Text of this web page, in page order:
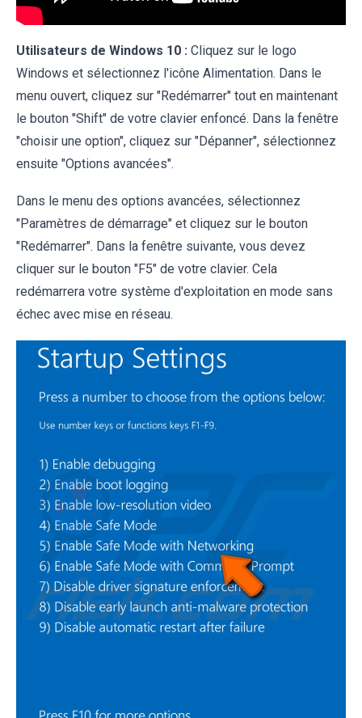
Utilisateurs de Windows 10 : Cliquez sur le logo
Windows et sélectionnez l'icône Alimentation. Dans le
menu ouvert, cliquez sur "Redémarrer" tout en maintenant
le bouton "Shift" de votre clavier enfoncé. Dans la fenêtre
"choisir une option", cliquez sur "Dépanner", sélectionnez
ensuite "Options avancées".
Dans le menu des options avancées, sélectionnez
"Paramètres de démarrage" et cliquez sur le bouton
"Redémarrer". Dans la fenêtre suivante, vous devez
cliquer sur le bouton "F5" de votre clavier. Cela
redémarrera votre système d'exploitation en mode sans
échec avec mise en réseau.